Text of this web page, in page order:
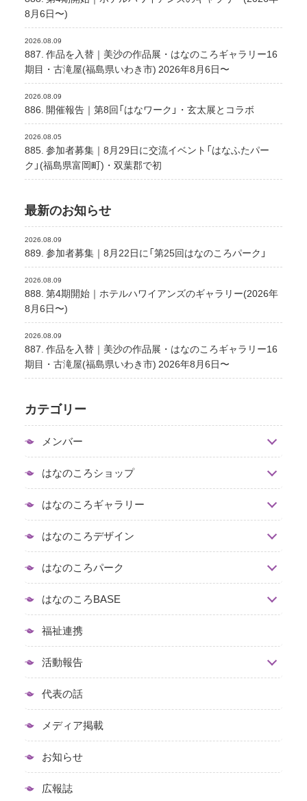
8月6日〜)
2026.08.09
887. 作品を入替｜美沙の作品展・はなのころギャラリー16
期目・古滝屋(福島県いわき市) 2026年8月6日〜
2026.08.09
886. 開催報告｜第8回「はなワーク」・玄太展とコラボ
2026.08.05
885. 参加者募集｜8月29日に交流イベント「はなふたパー
ク」(福島県富岡町)・双葉郡で初
最新のお知らせ
2026.08.09
889. 参加者募集｜8月22日に「第25回はなのころパーク」
2026.08.09
888. 第4期開始｜ホテルハワイアンズのギャラリー(2026年
8月6日〜)
2026.08.09
887. 作品を入替｜美沙の作品展・はなのころギャラリー16
期目・古滝屋(福島県いわき市) 2026年8月6日〜
カテゴリー
メンバー
はなのころショップ
はなのころギャラリー
はなのころデザイン
はなのころパーク
はなのころBASE
福祉連携
活動報告
代表の話
メディア掲載
お知らせ
広報誌